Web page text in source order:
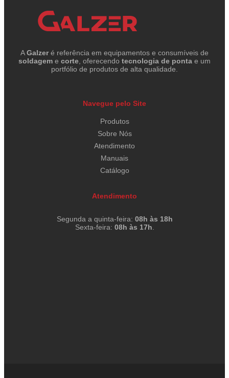
AGalzeré referência em equipamentos e consumíveis de
soldagem e corte , oferecendo tecnologia de ponta e um
portfólio de produtos de alta qualidade.
Navegue pelo Site
Produtos
Sobre Nós
Atendimento
Manuais
Catálogo
Atendimento
Segunda a quinta-feira: 08h às 18h
Sexta-feira: 08h às 17h